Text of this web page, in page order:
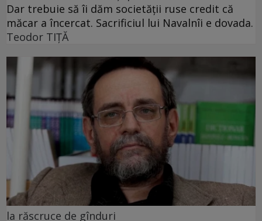
Dar trebuie să îi dăm societății ruse credit că
măcar a încercat. Sacrificiul lui Navalnîi e dovada.
Teodor TIŢĂ
la răscruce de gînduri